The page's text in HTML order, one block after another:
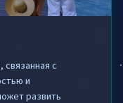
с
и
развить